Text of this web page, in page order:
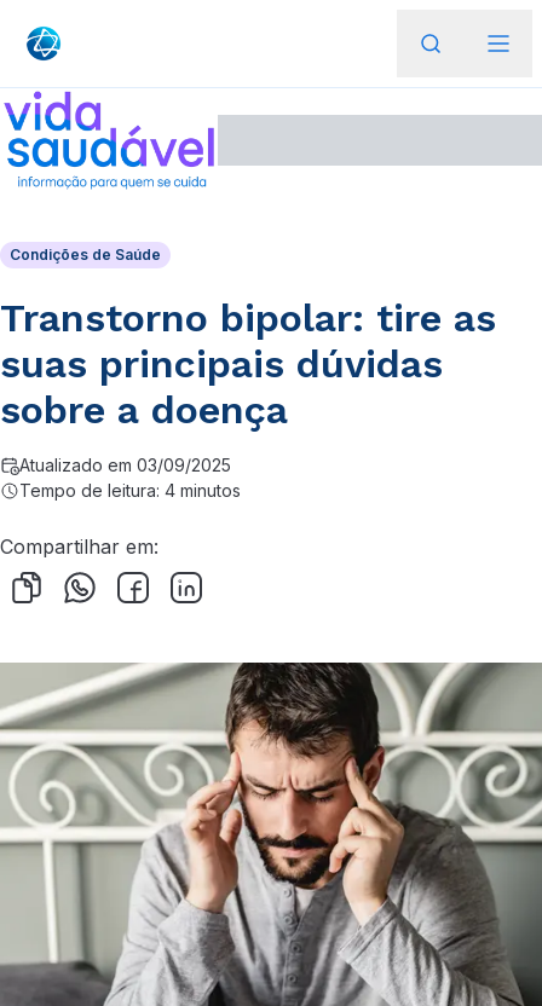
Condições de Saúde
Transtorno bipolar: tire as
suas principais dúvidas
sobre a doença
Atualizado em 03/09/2025
Tempo de leitura: 4 minutos
Compartilhar em: